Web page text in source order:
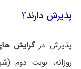
پذیرش دارند؟
پذیرش درگرایش
روزانه، نوبت دوم